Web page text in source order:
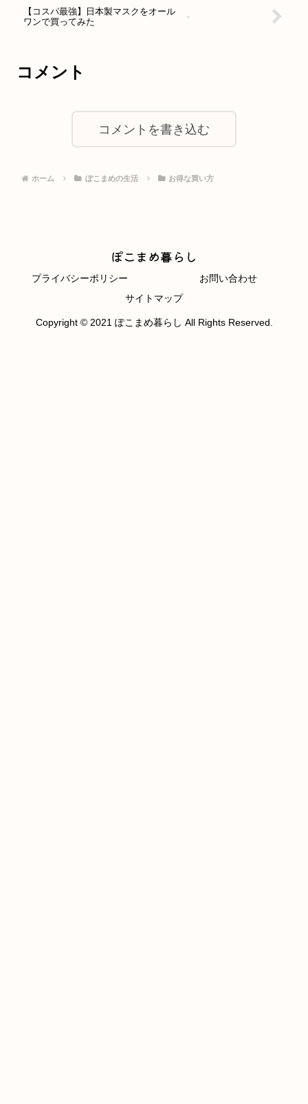
【コスパ最強】日本製マスクをオール
ワンで買ってみた
コメント
コメントを書き込む
ホーム ぽこまめの生活 お得な買い方
ぽこまめ暮らし
プライバシーポリシー
お問い合わせ
サイトマップ
Copyright © 2021 ぽこまめ暮らし All Rights Reserved.